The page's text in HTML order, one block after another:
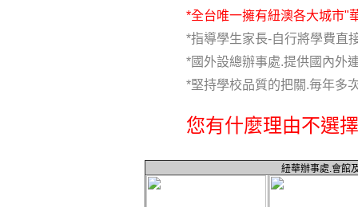
*全台唯一擁有紐澳各大城市"
*指導學生家長-自行將學費直
*國外設總辦事處.提供國內外
*堅持學校品質的把關.毎年多
您有什麼理由不選
紐華辦事處.會館